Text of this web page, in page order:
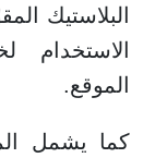
البلاستيك
الاستخدام
الموقع.
كما يشمل